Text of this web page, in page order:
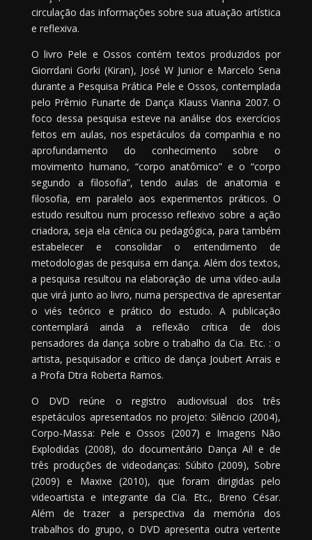
circulação das informações sobre sua atuação artística
e reflexiva.
O livro Pele e Ossos contém textos produzidos por
Giorrdani Gorki (Kiran), José W Junior e Marcelo Sena
durante a Pesquisa Prática Pele e Ossos, contemplada
pelo Prêmio Funarte de Dança Klauss Vianna 2007. O
foco dessa pesquisa esteve na análise dos exercícios
feitos em aulas, nos espetáculos da companhia e no
aprofundamento do conhecimento sobre o
movimento humano, “corpo anatômico” e o “corpo
segundo a filosofia”, tendo aulas de anatomia e
filosofia, em paralelo aos experimentos práticos. O
estudo resultou num processo reflexivo sobre a ação
criadora, seja ela cênica ou pedagógica, para também
estabelecer e consolidar o entendimento de
metodologias de pesquisa em dança. Além dos textos,
a pesquisa resultou na elaboração de uma vídeo-aula
que virá junto ao livro, numa perspectiva de apresentar
o viés teórico e prático do estudo. A publicação
contemplará ainda a reflexão crítica de dois
pensadores da dança sobre o trabalho da Cia. Etc. : o
artista, pesquisador e crítico de dança Joubert Arrais e
a Profa Dtra Roberta Ramos.
O DVD reúne o registro audiovisual dos três
espetáculos apresentados no projeto: Silêncio (2004),
Corpo-Massa: Pele e Ossos (2007) e Imagens Não
Explodidas (2008), do documentário Dança Aí! e de
três produções de videodanças: Súbito (2009), Sobre
(2009) e Maxixe (2010), que foram dirigidas pelo
videoartista e integrante da Cia. Etc., Breno César.
Além de trazer a perspectiva da memória dos
trabalhos do grupo, o DVD apresenta outra vertente